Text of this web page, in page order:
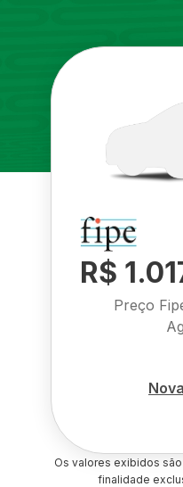
R$
Preço
Os valores exibidos
finalidade